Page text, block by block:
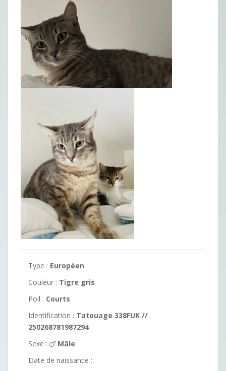
Type : Européen
Couleur : Tigre gris
Poil : Courts
Identification : Tatouage 338FUK //
250268781987294
Sexe :
Mâle
Date de naissance :